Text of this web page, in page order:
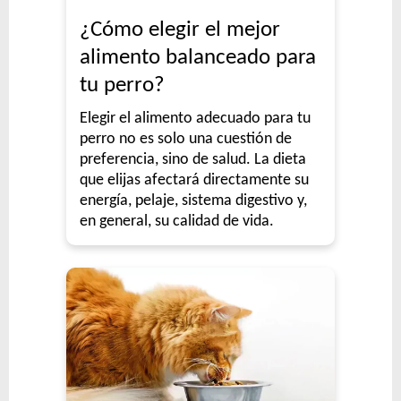
Royal Canin Perro Care Dermacomfort Mini
Royal Canin Perro Care Weight Maxi
Royal Canin Perro Care Weight Medium
Royal Canin Perro Giant Adulto
Royal Canin Perro Maxi Adulto
Royal Canin Perro Maxi Adulto +5
Royal Canin Perro Medium Adulto
Royal Canin Perro Mini Adulto
Royal Canin Perro Raza Boxer Adult
Royal Canin Perro Raza Bulldog Francés Adulto
Royal Canin Perro Raza Bulldog Inglés Adulto
Royal Canin Perro Raza Caniche Adulto
Royal Canin Perro Raza Chihuahua Adulto
¿Cómo elegir el mejor
alimento balanceado para
tu perro?
Elegir el alimento adecuado para tu
perro no es solo una cuestión de
preferencia, sino de salud. La dieta
que elijas afectará directamente su
energía, pelaje, sistema digestivo y,
en general, su calidad de vida.